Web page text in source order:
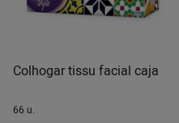
Colhogar tissu facial caja
66 u.